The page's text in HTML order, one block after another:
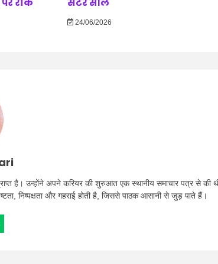
24/06/2026
है। उन्होंने अपने करियर की शुरुआत एक स्थानीय समाचार पत्र से की
निष्पक्षता और गहराई होती है, जिससे पाठक आसानी से जुड़ पाते हैं।